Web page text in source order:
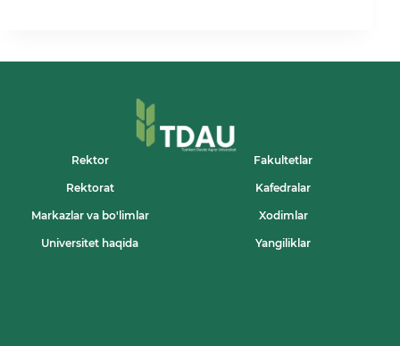
MAKTABIDA
ISHLARI
BORILDI
Rektor Fakultetlar
Rektorat Kafedralar
Markazlar va bo'limlar Xodimlar
Universitet haqida Yangiliklar